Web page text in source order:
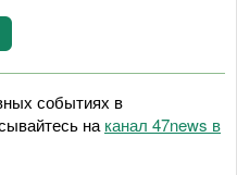
событиях в
на канал 47news в